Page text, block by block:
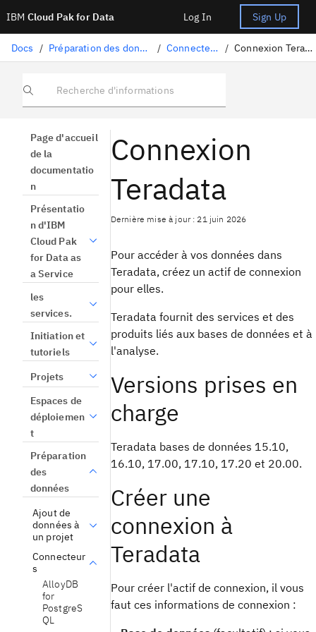
IBM Cloud Pak for Data Log In Sign Up
Docs / Préparation des données / Connecteurs / Connexion Teradata
Recherche d'informations
Page d'accueil
de la
documentatio
n
Présentatio
n d'IBM
Cloud Pak
for Data as
a Service
les
services.
Initiation et
tutoriels
Projets
Espaces de
déploiemen
t
Préparation
des
données
Ajout de
données à
un projet
Connecteur
s
AlloyDB
for
PostgreS
QL
Connexion
Teradata
Dernière mise à jour : 21 juin 2026
Pour accéder à vos données dans
Teradata, créez un actif de connexion
pour elles.
Teradata fournit des services et des
produits liés aux bases de données et à
l'analyse.
Versions prises en
charge
Teradata bases de données 15.10,
16.10, 17.00, 17.10, 17.20 et 20.00.
Créer une
connexion à
Teradata
Pour créer l'actif de connexion, il vous
faut ces informations de connexion :